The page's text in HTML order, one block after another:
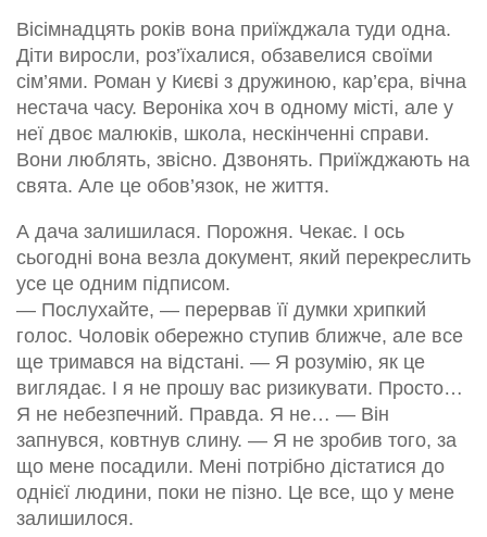
Вісімнадцять років вона приїжджала туди одна.
Діти виросли, роз’їхалися, обзавелися своїми
сім’ями. Роман у Києві з дружиною, кар’єра, вічна
нестача часу. Вероніка хоч в одному місті, але у
неї двоє малюків, школа, нескінченні справи.
Вони люблять, звісно. Дзвонять. Приїжджають на
свята. Але це обов’язок, не життя.
А дача залишилася. Порожня. Чекає. І ось
сьогодні вона везла документ, який перекреслить
усе це одним підписом.
— Послухайте, — перервав її думки хрипкий
голос. Чоловік обережно ступив ближче, але все
ще тримався на відстані. — Я розумію, як це
виглядає. І я не прошу вас ризикувати. Просто…
Я не небезпечний. Правда. Я не… — Він
запнувся, ковтнув слину. — Я не зробив того, за
що мене посадили. Мені потрібно дістатися до
однієї людини, поки не пізно. Це все, що у мене
залишилося.